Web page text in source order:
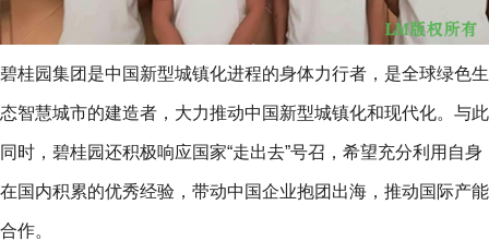
碧桂园集团是中国新型城镇化进程的身体力行者，是全球绿色生
态智慧城市的建造者，大力推动中国新型城镇化和现代化。与此
同时，碧桂园还积极响应国家“走出去”号召，希望充分利用自身
在国内积累的优秀经验，带动中国企业抱团出海，推动国际产能
合作。